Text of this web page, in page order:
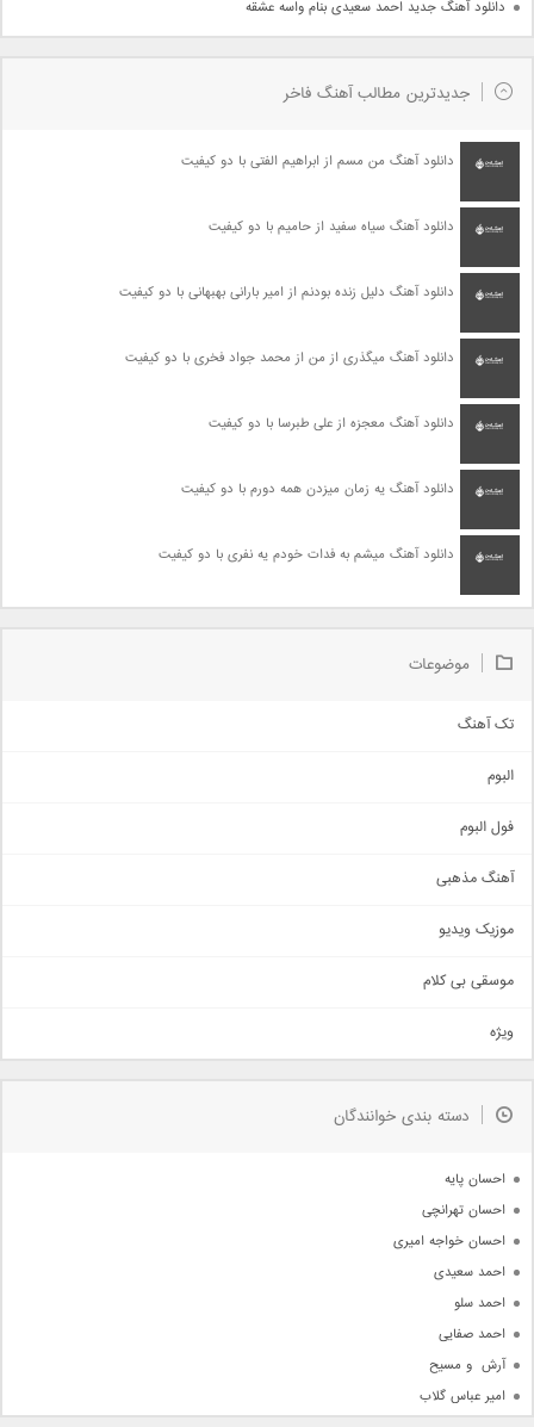
دانلود آهنگ جدید احمد سعیدی بنام واسه عشقه
جدیدترین مطالب آهنگ فاخر
دانلود آهنگ من مسم از ابراهیم الفتی با دو کیفیت
دانلود آهنگ سیاه سفید از حامیم با دو کیفیت
دانلود آهنگ دلیل زنده بودنم از امیر بارانی بهبهانی با دو کیفیت
دانلود آهنگ میگذری از من از محمد جواد فخری با دو کیفیت
دانلود آهنگ معجزه از علی طبرسا با دو کیفیت
دانلود آهنگ یه زمان میزدن همه دورم با دو کیفیت
دانلود آهنگ میشم به فدات خودم یه نفری با دو کیفیت
موضوعات
تک آهنگ
اجتماعی
حماسی
سنتی
اهنگ بندرعباسی
دمو
مذهبی
جدیدترین ها
البوم
فول البوم
آهنگ مذهبی
موزیک ویدیو
موسقی بی کلام
ویژه
دسته بندی خوانندگان
احسان پایه
احسان تهرانچی
احسان خواجه امیری
احمد سعیدی
احمد سلو
احمد صفایی
آرش  و مسیح
امیر عباس گلاب